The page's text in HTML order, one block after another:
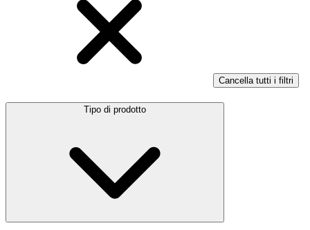
Cancella tutti i filtri
Tipo di prodotto